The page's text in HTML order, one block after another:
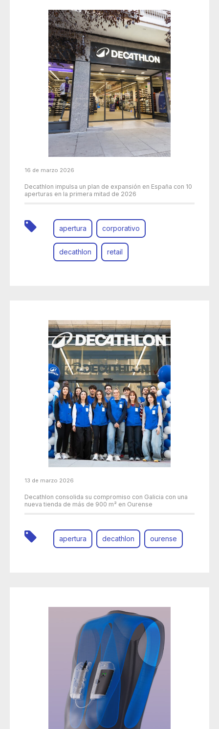
16 de marzo 2026
Decathlon impulsa un plan de expansión en España con 10
aperturas en la primera mitad de 2026
apertura corporativo
decathlon retail
13 de marzo 2026
Decathlon consolida su compromiso con Galicia con una
nueva tienda de más de 900 m² en Ourense
apertura decathlon ourense